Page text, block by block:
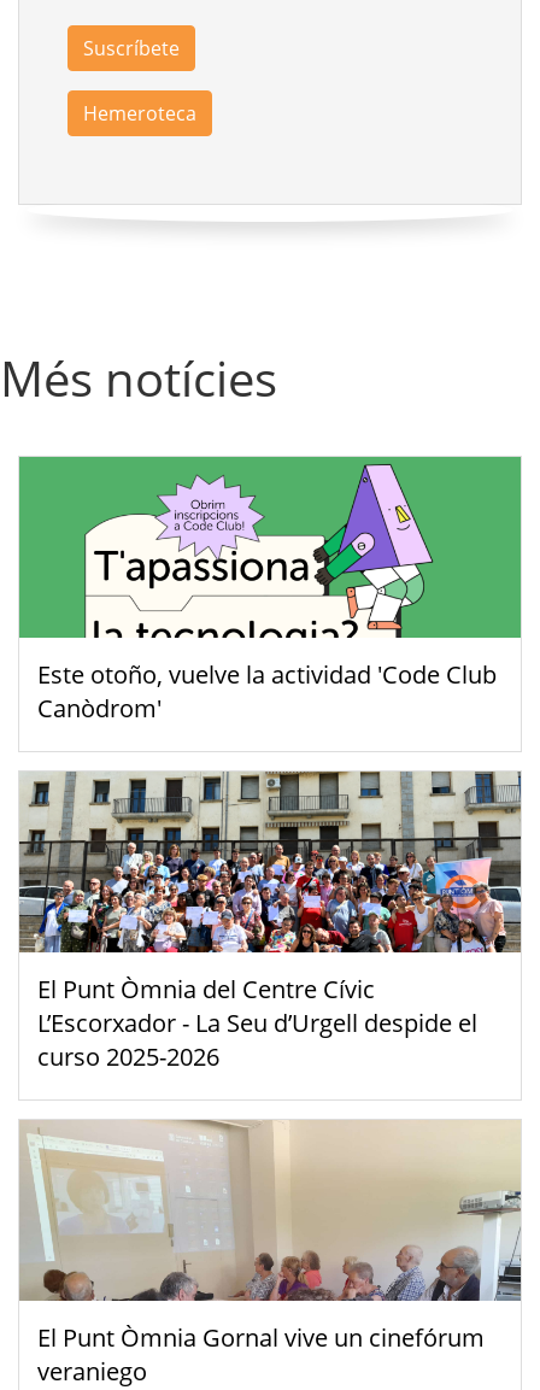
Suscríbete
Hemeroteca
Més notícies
Este otoño, vuelve la actividad 'Code Club
Canòdrom'
El Punt Òmnia del Centre Cívic
L’Escorxador - La Seu d’Urgell despide el
curso 2025-2026
El Punt Òmnia Gornal vive un cinefórum
veraniego